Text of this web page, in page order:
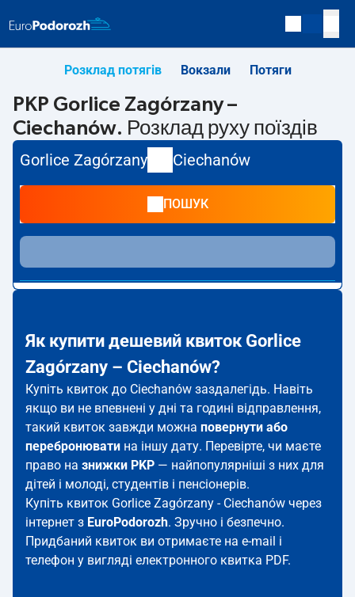
Розклад потягів Вокзали Потяги
PKP Gorlice Zagórzany –
Ciechanów. Розклад руху поїздів
Gorlice Zagórzany Ciechanów
ПОШУК
Як купити дешевий квиток Gorlice
Zagórzany – Ciechanów?
Купіть квиток до Ciechanów заздалегідь. Навіть
якщо ви не впевнені у дні та годині відправлення,
такий квиток завжди можна повернути або
перебронювати на іншу дату. Перевірте, чи маєте
право на знижки PKP — найпопулярніші з них для
дітей і молоді, студентів і пенсіонерів.
Купіть квиток Gorlice Zagórzany - Ciechanów через
інтернет з EuroPodorozh. Зручно і безпечно.
Придбаний квиток ви отримаєте на e-mail і
телефон у вигляді електронного квитка PDF.